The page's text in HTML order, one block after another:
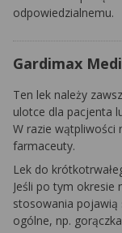
odpowiedzialnemu.
Gardimax
Ten lek należy
ulotce dla pacjenta
W razie wątpliwości
farmaceuty.
Lek do
Jeśli po tym okresie
stosowania pojawią
ogólne, np.